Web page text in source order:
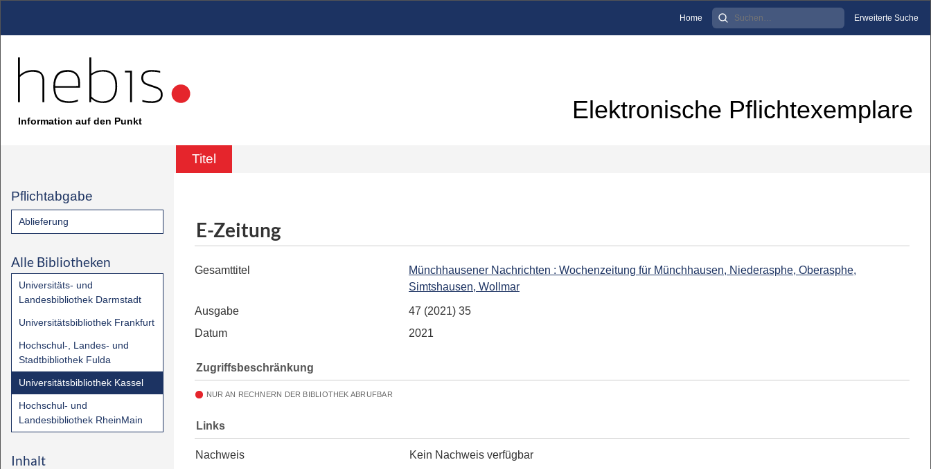
Home Erweiterte Suche
Information auf den Punkt Elektronische Pflichtexemplare
Titel
Pflichtabgabe
Ablieferung
Alle Bibliotheken
Universitäts- und
Landesbibliothek Darmstadt
Universitätsbibliothek Frankfurt
Hochschul-, Landes- und
Stadtbibliothek Fulda
Universitätsbibliothek Kassel
Hochschul- und
Landesbibliothek RheinMain
Inhalt
E-Zeitung
Gesamttitel
Münchhausener Nachrichten : Wochenzeitung für Münchhausen, Niederasphe, Oberasphe,
Simtshausen, Wollmar
Ausgabe
47 (2021) 35
Datum
2021
Zugriffsbeschränkung
NUR AN RECHNERN DER BIBLIOTHEK ABRUFBAR
Links
Nachweis Kein Nachweis verfügbar